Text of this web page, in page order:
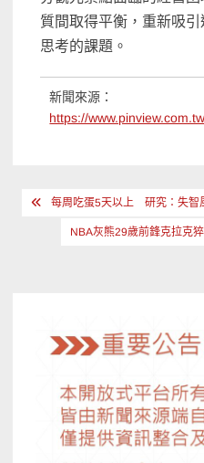
質間取得平衡，重新吸
思考的課題。
新聞來源：
https://
文 每周吃蛋5天以上 研究：失智
NBA灰熊29歲前鋒克拉克